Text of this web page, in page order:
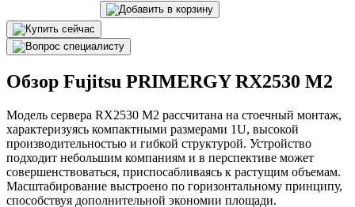
Обзор Fujitsu PRIMERGY RX2530 M2
Модель сервера RX2530 M2 рассчитана на стоечный монтаж,
характеризуясь компактными размерами 1U, высокой
производительностью и гибкой структурой. Устройство
подходит небольшим компаниям и в перспективе может
совершенствоваться, приспосабливаясь к растущим объемам.
Масштабирование выстроено по горизонтальному принципу,
способствуя дополнительной экономии площади.